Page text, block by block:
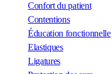
Confort du patient
Contentions
Éducation fonctionnelle
Elastiques
Ligatures